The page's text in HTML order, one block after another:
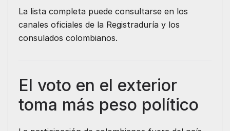
La lista completa puede consultarse en los
canales oficiales de la Registraduría y los
consulados colombianos.
El voto en el exterior
toma más peso político